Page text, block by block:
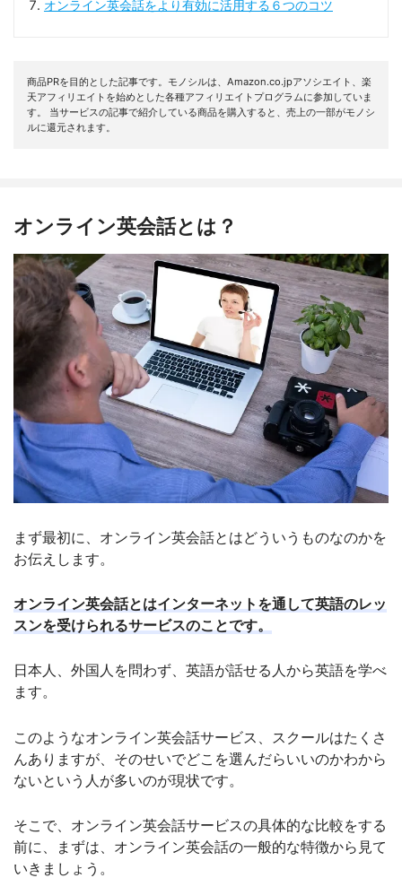
オンライン英会話をより有効に活用する６つのコツ
商品PRを目的とした記事です。モノシルは、Amazon.co.jpアソシエイト、楽
天アフィリエイトを始めとした各種アフィリエイトプログラムに参加していま
す。 当サービスの記事で紹介している商品を購入すると、売上の一部がモノシ
ルに還元されます。
オンライン英会話とは？
まず最初に、オンライン英会話とはどういうものなのかを
お伝えします。
オンライン英会話とはインターネットを通して英語のレッ
スンを受けられるサービスのことです。
日本人、外国人を問わず、英語が話せる人から英語を学べ
ます。
このようなオンライン英会話サービス、スクールはたくさ
んありますが、そのせいでどこを選んだらいいのかわから
ないという人が多いのが現状です。
そこで、オンライン英会話サービスの具体的な比較をする
前に、まずは、オンライン英会話の一般的な特徴から見て
いきましょう。